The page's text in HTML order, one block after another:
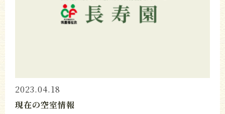
2023.04.18
現在の空室情報